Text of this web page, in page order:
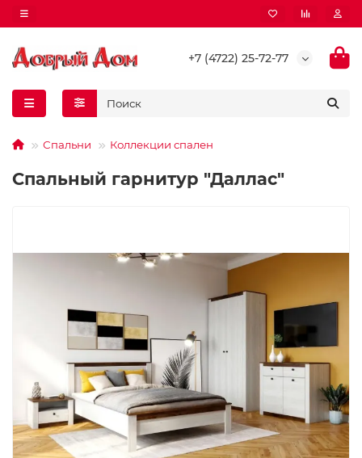
+7 (4722) 25-72-77
Спальни Коллекции спален
Спальный гарнитур "Даллас"